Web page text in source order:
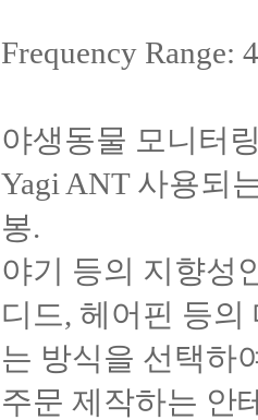
Frequency Range:
야생동물 모니터
Yagi ANT 사용되
봉.
야기 등의 지향성
디드, 헤어핀 등
는 방식을 선택하
주문 제작하는 안